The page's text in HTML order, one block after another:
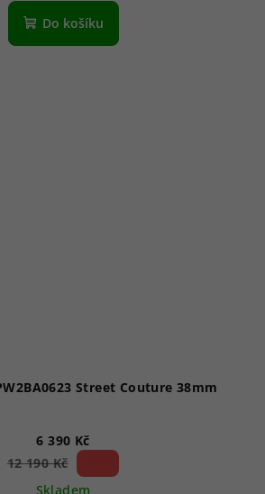
produktu
Do košíku
Street Couture 38mm
6 390 Kč
12 190 Kč
Skladem